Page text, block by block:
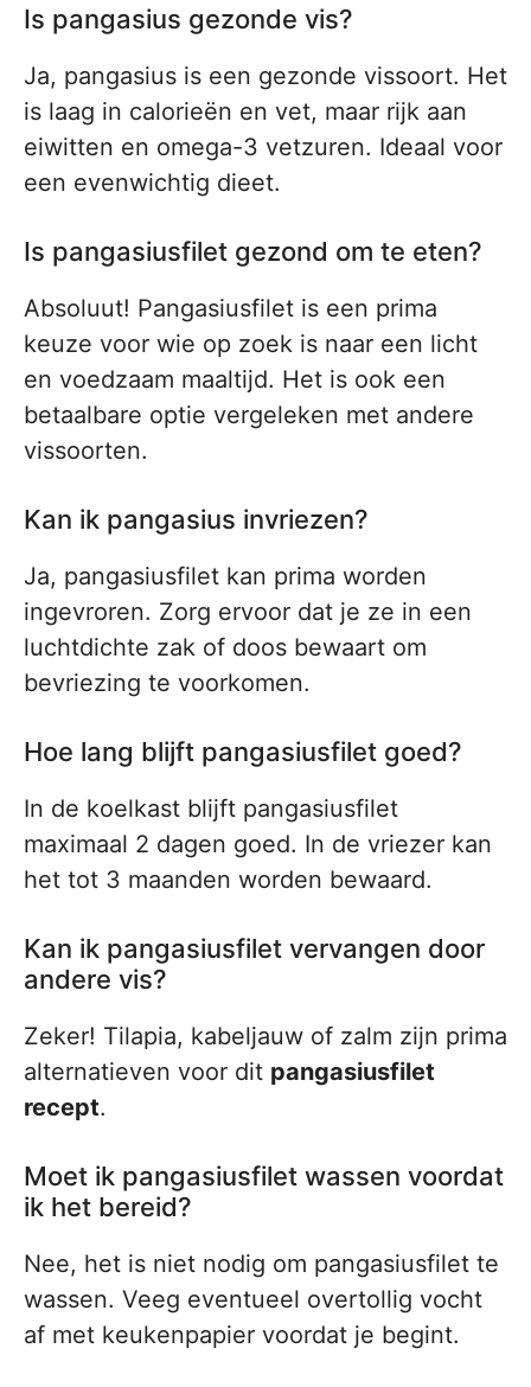
Is pangasius gezonde vis?
Ja, pangasius is een gezonde vissoort. Het
is laag in calorieën en vet, maar rijk aan
eiwitten en omega-3 vetzuren. Ideaal voor
een evenwichtig dieet.
Is pangasiusfilet gezond om te eten?
Absoluut! Pangasiusfilet is een prima
keuze voor wie op zoek is naar een licht
en voedzaam maaltijd. Het is ook een
betaalbare optie vergeleken met andere
vissoorten.
Kan ik pangasius invriezen?
Ja, pangasiusfilet kan prima worden
ingevroren. Zorg ervoor dat je ze in een
luchtdichte zak of doos bewaart om
bevriezing te voorkomen.
Hoe lang blijft pangasiusfilet goed?
In de koelkast blijft pangasiusfilet
maximaal 2 dagen goed. In de vriezer kan
het tot 3 maanden worden bewaard.
Kan ik pangasiusfilet vervangen door
andere vis?
Zeker! Tilapia, kabeljauw of zalm zijn prima
alternatieven voor dit pangasiusfilet
recept.
Moet ik pangasiusfilet wassen voordat
ik het bereid?
Nee, het is niet nodig om pangasiusfilet te
wassen. Veeg eventueel overtollig vocht
af met keukenpapier voordat je begint.